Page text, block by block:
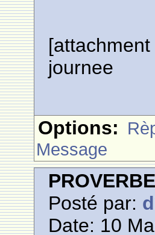
journee
Options:
Message
Posté par:
Date: 10